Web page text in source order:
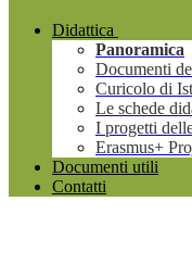
Didattica
Panoramica
Documenti
Curicolo di
Le schede
I progetti
Erasmus+
Documenti utili
Contatti